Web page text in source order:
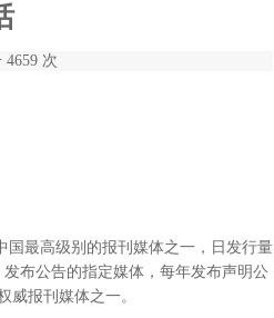
4659 次
国最高级别的报刊媒体之一，日发行量
布公告的指定媒体，每年发布声明公
威报刊媒体之一。